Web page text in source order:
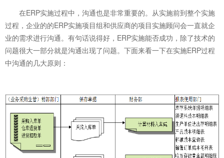
在ERP实施过程中，沟通也是非常重要的。从实施前到整个实施
过程，企业的的ERP实施项目组和供应商的项目实施顾问会一直就企
业的需求进行沟通。有句话说得好，ERP实施能否成功，除了技术的
问题很大一部分就是沟通出现了问题。下面来看一下在实施ERP过程
中沟通的几大原则：